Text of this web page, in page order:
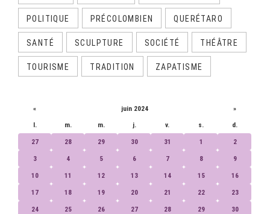
POLITIQUE PRÉCOLOMBIEN QUERÉTARO
SANTÉ SCULPTURE SOCIÉTÉ THÉÂTRE
TOURISME TRADITION ZAPATISME
« juin 2024 »
l. m. m. j. v. s. d.
27 28 29 30 31 1 2
3 4 5 6 7 8 9
10 11 12 13 14 15 16
17 18 19 20 21 22 23
24 25 26 27 28 29 30